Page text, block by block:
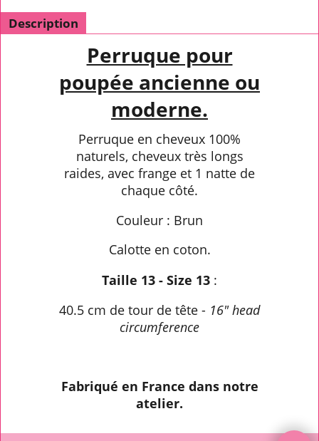
Description
Perruque pour
poupée ancienne ou
moderne.
Perruque en cheveux 100%
naturels, cheveux très longs
raides, avec frange et 1 natte de
chaque côté.
Couleur : Brun
Calotte en coton.
Taille 13 - Size 13 :
40.5 cm de tour de tête - 16" head
circumference
Fabriqué en France dans notre
atelier.